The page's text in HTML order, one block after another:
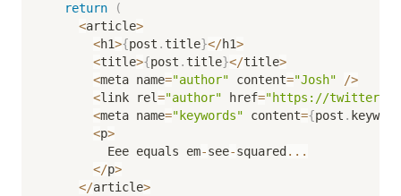
return
(
<article>
<h1>{post . title}</h1>
<title>{post . title}</title>
<meta name="author" content="Josh" />
<link rel="author" href="https://
<meta name="keywords" content={post .
<p>
        Eee equals em
-see-squared ...
</p>
</article>